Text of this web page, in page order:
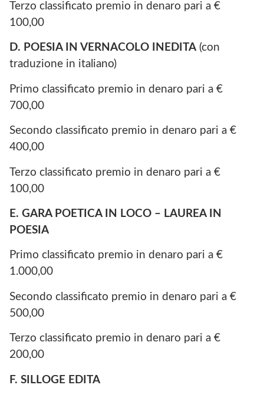
Terzo classificato premio in denaro pari a €
100,00
D. POESIA IN VERNACOLO INEDITA(con
traduzione in italiano)
Primo classificato premio in denaro pari a €
700,00
Secondo classificato premio in denaro pari a €
400,00
Terzo classificato premio in denaro pari a €
100,00
E. GARA POETICA IN LOCO – LAUREA IN
POESIA
Primo classificato premio in denaro pari a €
1.000,00
Secondo classificato premio in denaro pari a €
500,00
Terzo classificato premio in denaro pari a €
200,00
F. SILLOGE EDITA